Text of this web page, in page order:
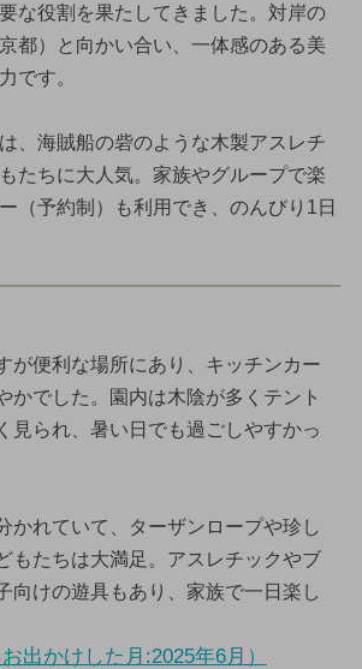
な役割を果たしてきました。対岸の
都）と向かい合い、一体感のある美
です。
、海賊船の砦のような木製アスレチ
たちに大人気。家族やグループで楽
（予約制）も利用でき、のんびり1日
が便利な場所にあり、キッチンカー
かでした。園内は木陰が多くテント
見られ、暑い日でも過ごしやすかっ
かれていて、ターザンロープや珍し
もたちは大満足。アスレチックやブ
向けの遊具もあり、家族で一日楽し
出かけした月:2025年6月）